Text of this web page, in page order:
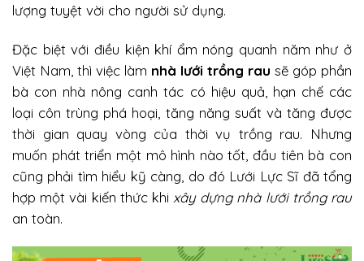
lượng tuyệt vời cho người sử dụng.
Đặc biệt với điều kiện khí ẩm nóng quanh năm như ở
Việt Nam, thì việc làm nhà lưới trồng rau sẽ góp phần
bà con nhà nông canh tác có hiệu quả, hạn chế các
loại côn trùng phá hoại, tăng năng suất và tăng được
thời gian quay vòng của thời vụ trồng rau. Nhưng
muốn phát triển một mô hình nào tốt, đầu tiên bà con
cũng phải tìm hiểu kỹ càng, do đó Lưới Lực Sĩ đã tổng
hợp một vài kiến thức khi xây dựng nhà lưới trồng rau
an toàn.